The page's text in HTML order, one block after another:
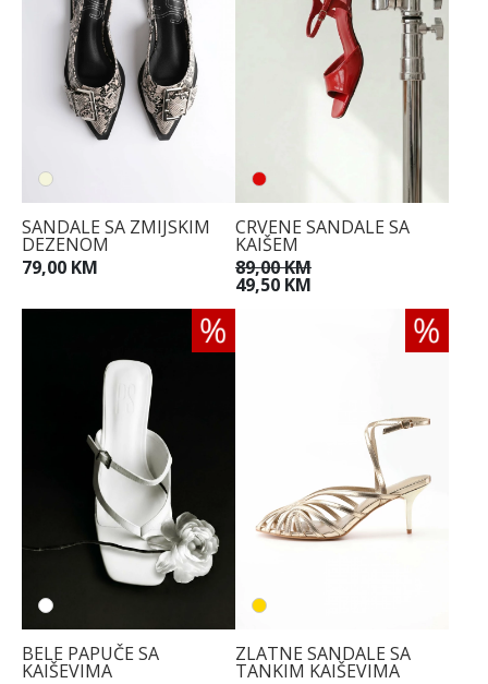
SANDALE SA ZMIJSKIM
DEZENOM
79,00 KM
CRVENE SANDALE SA
KAIŠEM
89,00 KM
49,50 KM
BELE PAPUČE SA
KAIŠEVIMA
ZLATNE SANDALE SA
TANKIM KAIŠEVIMA